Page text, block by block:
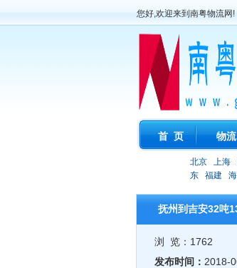
您好,欢迎来到南粤物流网!
首 页 物
北京 上海
东
福建
抚州到吉安32吨
浏 览：1762
发布时间： 2018-